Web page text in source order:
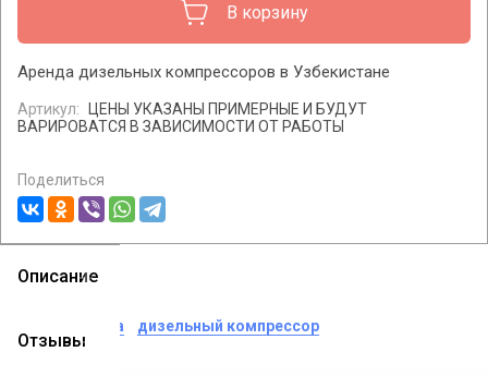
В корзину
Аренда дизельных компрессоров в Узбекистане
Артикул:
ЦЕНЫ УКАЗАНЫ ПРИМЕРНЫЕ И БУДУТ
ВАРИРОВАТСЯ В ЗАВИСИМОСТИ ОТ РАБОТЫ
Поделиться
Описание
Отзывы
аренда дизельный компрессор